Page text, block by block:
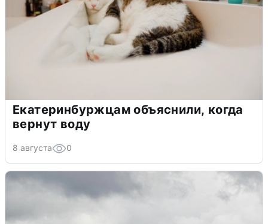
Екатеринбуржцам объяснили, когда
вернут воду
8 августа 0